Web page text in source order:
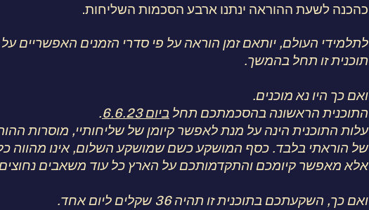
כהכנה לשעת ההוראה ינתנו ארבע הסכמות השליחות.
לתלמידי העולם, יותאם זמן הוראה על פי סדרי הזמנים האפשריים על הארץ
תוכנית זו תחל בהמשך.
ואם כך היו נא מוכנים.
התוכנית הראשונה בהסכמתכם תחל ביום 6.6.23
.
עלות התוכנית הינה על מנת לאפשר קיומן של שליחותיי, מוסרות
של הוראתי בלבד. כסף המושקע כשם שמושקע השלום, אינו מהווה
אלא מאפשר קיומכם והתקדמותכם על הארץ כל עוד משאבים
ואם כך, השקעתכם בתוכנית זו תהיה 36 שקלים ליום אחד.